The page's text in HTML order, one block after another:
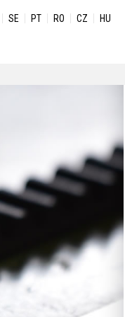
SE PT RO CZ HU